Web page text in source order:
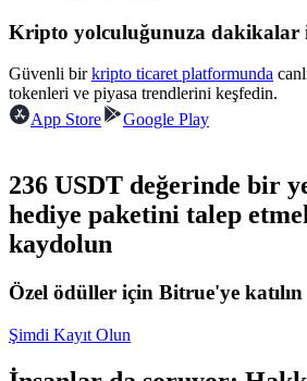
USDC Vadeli İşlemleri
Kripto yolculuğunuza dakikalar
Güvenli birkripto ticaret platformunda
tokenleri ve piyasa trendlerini keşfedin.
App Store
Google Play
236 USDT değerinde bir
hediye paketini talep
kaydolun
Özel ödüller için Bitrue'ye katılın
Şimdi Kayıt Olun